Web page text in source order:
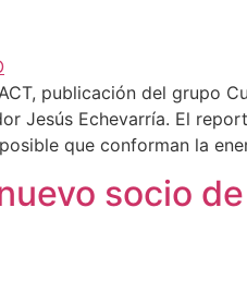
publicación del grupo
Jesús Echevarría. El
que conforman la
socio